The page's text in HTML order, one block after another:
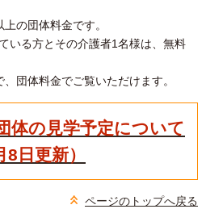
の団体料金です。
いる方とその介護者1名様は、無料
団体料金でご覧いただけます。
体の見学予定について
8日更新）
ページのトップへ戻る